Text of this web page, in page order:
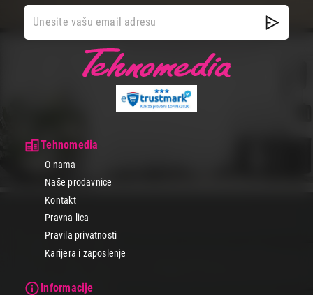
Tehnomedia
O nama
Naše prodavnice
Kontakt
Pravna lica
Pravila privatnosti
Karijera i zaposlenje
Informacije